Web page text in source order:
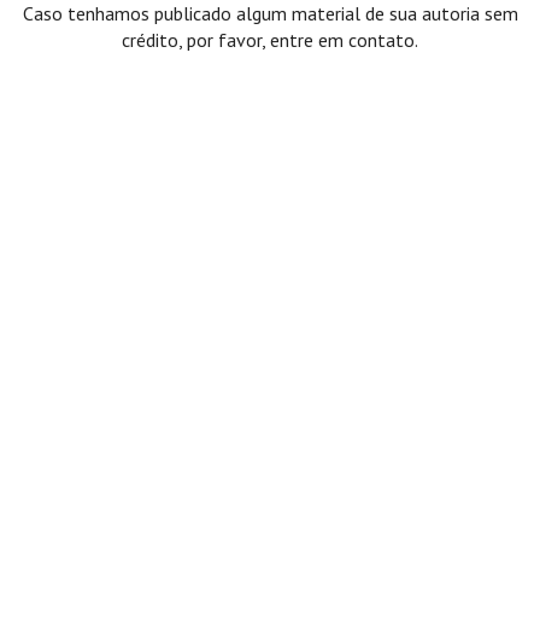
Caso tenhamos publicado algum material de sua autoria sem
crédito, por favor, entre em contato.